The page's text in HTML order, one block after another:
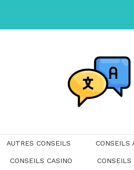
AUTRES CONSEILS CONSEILS
CONSEILS CASINO CONSEILS